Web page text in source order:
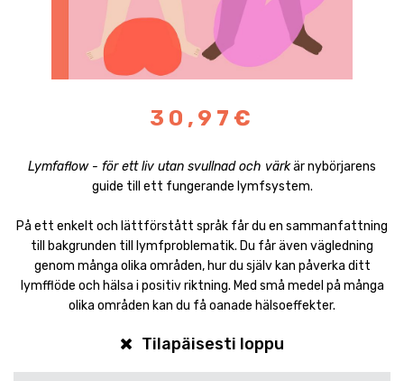
30,97€
Lymfaflow - för ett liv utan svullnad och värkär nybörjarens
guide till ett fungerande lymfsystem.
På ett enkelt och lättförstått språk får du en sammanfattning
till bakgrunden till lymfproblematik. Du får även vägledning
genom många olika områden, hur du själv kan påverka ditt
lymfflöde och hälsa i positiv riktning. Med små medel på många
olika områden kan du få oanade hälsoeffekter.
Tilapäisesti loppu